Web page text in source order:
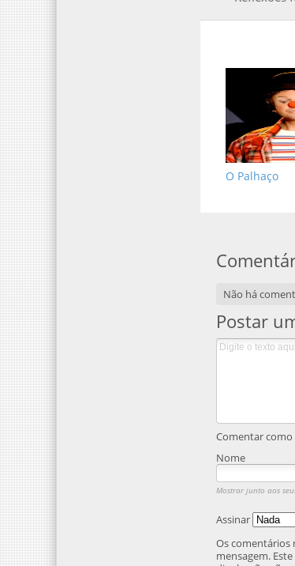
O Palhaço
Não há
Postar
Comentar
Nome
Mostrar junto aos
Assinar
Os comentários
mensagem.